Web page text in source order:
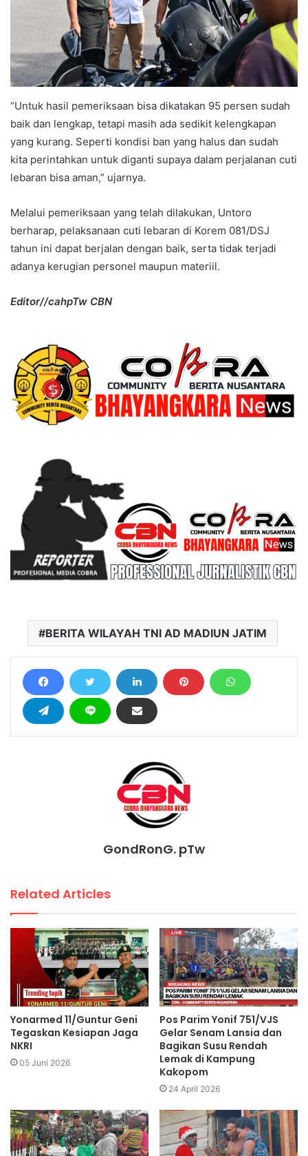
“Untuk hasil pemeriksaan bisa dikatakan 95 persen sudah
baik dan lengkap, tetapi masih ada sedikit kelengkapan
yang kurang. Seperti kondisi ban yang halus dan sudah
kita perintahkan untuk diganti supaya dalam perjalanan cuti
lebaran bisa aman,” ujarnya.
Melalui pemeriksaan yang telah dilakukan, Untoro
berharap, pelaksanaan cuti lebaran di Korem 081/DSJ
tahun ini dapat berjalan dengan baik, serta tidak terjadi
adanya kerugian personel maupun materiil.
Editor//cahpTw CBN
BERITA WILAYAH TNI AD MADIUN JATIM
GondRonG. pTw
Related Articles
Yonarmed 11/Guntur Geni
Tegaskan Kesiapan Jaga
NKRI
05 Juni 2026
Pos Parim Yonif 751/VJS
Gelar Senam Lansia dan
Bagikan Susu Rendah
Lemak di Kampung
Kakopom
24 April 2026